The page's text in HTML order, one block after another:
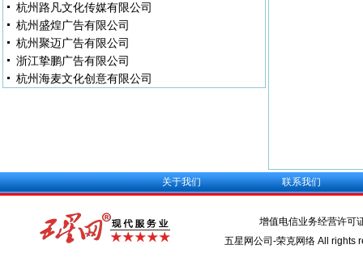
杭州路凡文化传媒有限公司
杭州盛煌广告有限公司
杭州聚迈广告有限公司
浙江挚鹏广告有限公司
杭州海麦文化创意有限公司
关于我们 联系我们
增值电信业务经营许可
五星网公司-荣克网络 All